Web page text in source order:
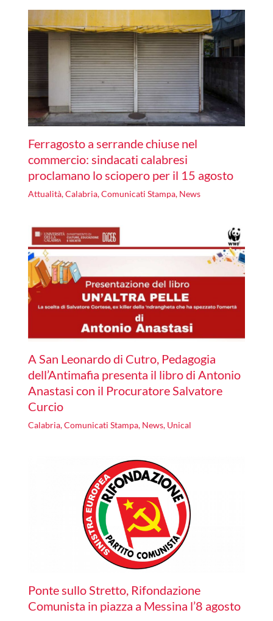
Ferragosto a serrande chiuse nel
commercio: sindacati calabresi
proclamano lo sciopero per il 15 agosto
Attualità,Calabria,Comunicati Stampa, News
A San Leonardo di Cutro, Pedagogia
dell’Antimafia presenta il libro di Antonio
Anastasi con il Procuratore Salvatore
Curcio
Calabria,Comunicati Stampa, News, Unical
Ponte sullo Stretto, Rifondazione
Comunista in piazza a Messina l’8 agosto